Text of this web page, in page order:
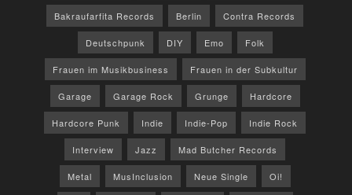
Bakraufarfita Records Berlin Contra Records
Deutschpunk DIY Emo Folk
Frauen im Musikbusiness Frauen in der Subkultur
Garage Garage Rock Grunge Hardcore
Hardcore Punk Indie Indie-Pop Indie Rock
Interview Jazz Mad Butcher Records
Metal MusInclusion Neue Single Oi!